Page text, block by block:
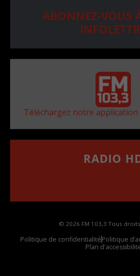
ABONNEZ-VOUS
Téléchargez notre application
RADIO
© 2026 FM 103,3 Tous
Politique de confidentialitéPolitique
Plan